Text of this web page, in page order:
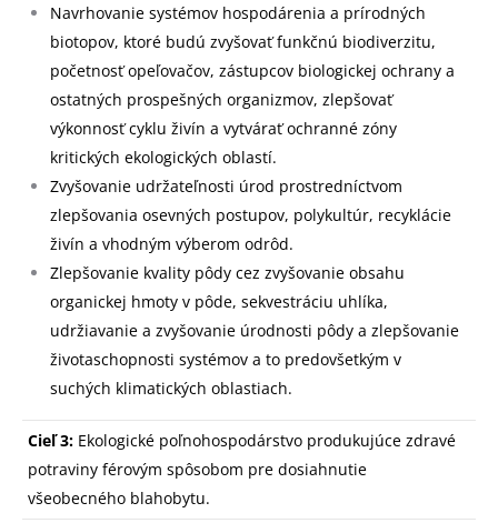
Navrhovanie systémov hospodárenia a prírodných
biotopov, ktoré budú zvyšovať funkčnú biodiverzitu,
početnosť opeľovačov, zástupcov biologickej ochrany a
ostatných prospešných organizmov, zlepšovať
výkonnosť cyklu živín a vytvárať ochranné zóny
kritických ekologických oblastí.
Zvyšovanie udržateľnosti úrod prostredníctvom
zlepšovania osevných postupov, polykultúr, recyklácie
živín a vhodným výberom odrôd.
Zlepšovanie kvality pôdy cez zvyšovanie obsahu
organickej hmoty v pôde, sekvestráciu uhlíka,
udržiavanie a zvyšovanie úrodnosti pôdy a zlepšovanie
životaschopnosti systémov a to predovšetkým v
suchých klimatických oblastiach.
Cieľ 3: Ekologické poľnohospodárstvo produkujúce zdravé
potraviny férovým spôsobom pre dosiahnutie
všeobecného blahobytu.